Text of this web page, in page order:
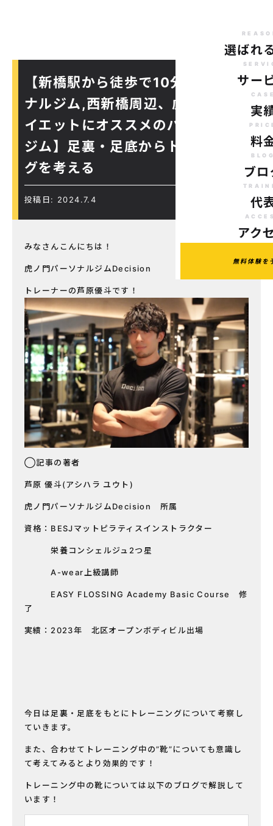
選ばれ
サー
実
料
ブロ
代
アク
無料体験を
【新橋駅から徒歩で10分のパーソ
ナルジム,西新橋周辺、虎ノ門駅ダ
イエットにオススメのパーソナル
ジム】足裏・足底からトレーニン
グを考える
投稿日: 2024.7.4
みなさんこんにちは！
虎ノ門パーソナルジムDecision
トレーナーの芦原優斗です！
◯記事の著者
芦原 優斗(アシハラ ユウト)
虎ノ門パーソナルジムDecision 所属
資格：BESJマットピラティスインストラクター
栄養コンシェルジュ2つ星
A-wear上級講師
EASY FLOSSING Academy Basic Course 修
了
実績：2023年 北区オープンボディビル出場
今日は足裏・足底をもとにトレーニングについて考察し
ていきます。
また、合わせてトレーニング中の”靴”についても意識し
て考えてみるとより効果的です！
トレーニング中の靴については以下のブログで解説して
います！